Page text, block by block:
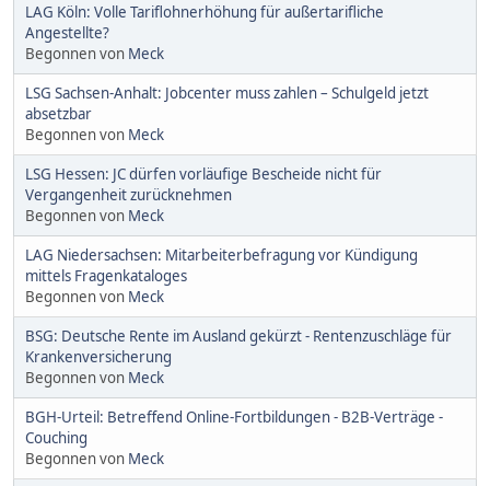
LAG Köln: Volle Tariflohnerhöhung für außertarifliche
Angestellte?
Begonnen von Meck
LSG Sachsen-Anhalt: Jobcenter muss zahlen – Schulgeld jetzt
absetzbar
Begonnen von Meck
LSG Hessen: JC dürfen vorläufige Bescheide nicht für
Vergangenheit zurücknehmen
Begonnen von Meck
LAG Niedersachsen: Mitarbeiterbefragung vor Kündigung
mittels Fragenkataloges
Begonnen von Meck
BSG: Deutsche Rente im Ausland gekürzt - Rentenzuschläge für
Krankenversicherung
Begonnen von Meck
BGH-Urteil: Betreffend Online-Fortbildungen - B2B-Verträge -
Couching
Begonnen von Meck